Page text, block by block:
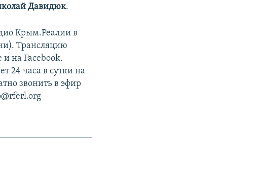
Давидюк.
Крым.Реалии в
Трансляцию
на Facebook.
24 часа в сутки на
звонить в эфир